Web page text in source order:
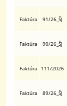
Faktúra 91/26_ŠJ
Faktúra 90/26_ŠJ
Faktúra 111/2026
Faktúra 89/26_ŠJ